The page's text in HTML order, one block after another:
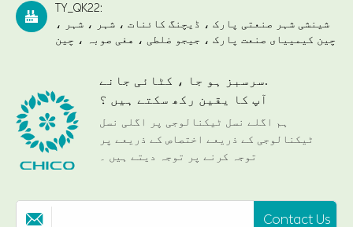

TY_QK22:
شینشی شہر صنعتی پارک ، ڈیچنگ کائنات ، شہر ، شہر ،
چین کیمییای صنعت پارک ، جیجو ضلطی ، هغی صوبہ ، چین
سرسبز ہو جا ، کٹائی جانے.
آپ کا یقین رکھ سکتے ہیں ؟
ہم اگلے نسل ٹیکنالوجی پر اگلی نسل
ٹیکنالوجی کے ذریعے اختصاص کے ذریعے پر
توجہ کرنے پر توجہ دیتے ہیں ۔
 Contact Us